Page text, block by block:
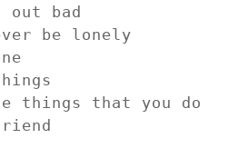
out bad
be lonely
things that you do